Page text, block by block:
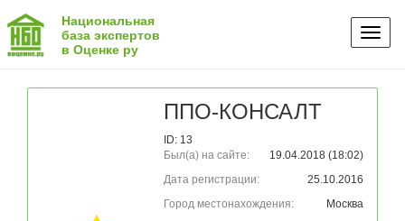
Национальная
база экспертов
в Оценке ру
ППО-КОНСАЛТ
ID: 13
Был(а) на сайте:
19.04.2018 (18:02)
Дата регистрации:
25.10.2016
Город местонахождения:
Москва